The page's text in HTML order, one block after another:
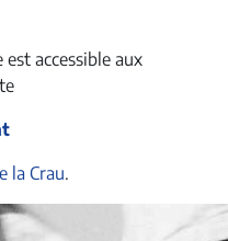
est accessible aux
la Crau.